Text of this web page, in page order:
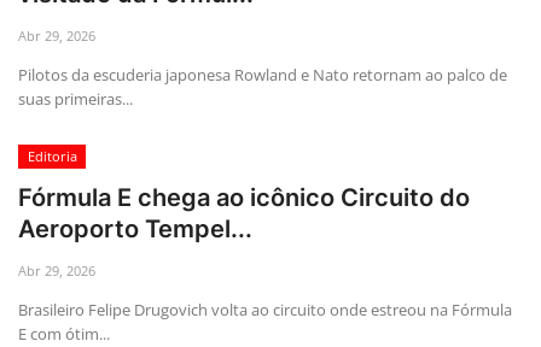
Abr 29, 2026
Pilotos da escuderia japonesa Rowland e Nato retornam ao palco de
suas primeiras...
Editoria
Fórmula E chega ao icônico Circuito do
Aeroporto Tempel...
Abr 29, 2026
Brasileiro Felipe Drugovich volta ao circuito onde estreou na Fórmula
E com ótim...